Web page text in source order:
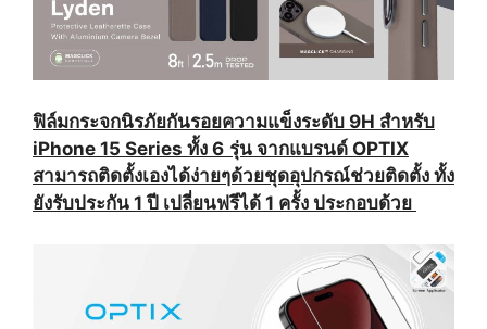
ฟิล์มกระจกนิรภัยกันรอยความแข็งระดับ 9H สำหรับ
iPhone 15 Series ทั้ง 6 รุ่น จากแบรนด์ OPTIX
สามารถติดตั้งเองได้ง่ายๆด้วยชุดอุปกรณ์ช่วยติดตั้ง ทั้ง
ยังรับประกัน 1 ปี เปลี่ยนฟรีได้ 1 ครั้ง ประกอบด้วย